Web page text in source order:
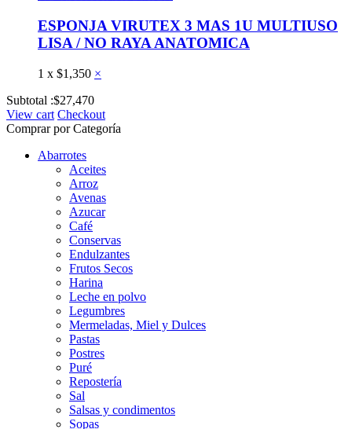
ESPONJA VIRUTEX 3 MAS 1U MULTIUSO
LISA / NO RAYA ANATOMICA
1 x $1,350 ×
Subtotal :$27,470
View cart Checkout
Comprar por Categoría
Abarrotes
Aceites
Arroz
Avenas
Azucar
Café
Conservas
Endulzantes
Frutos Secos
Harina
Leche en polvo
Legumbres
Mermeladas, Miel y Dulces
Pastas
Postres
Puré
Repostería
Sal
Salsas y condimentos
Sopas